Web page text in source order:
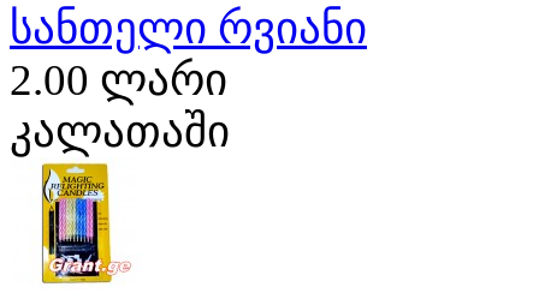
სანთელი რვიანი
2.00 ლარი
კალათაში